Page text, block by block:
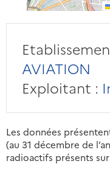
AVIATION
Exploitant :
Les données
(au 31 décembre de
radioactifs présents